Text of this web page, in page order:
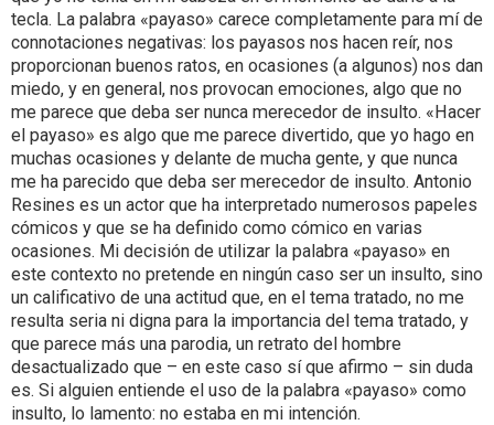
tecla. La palabra «payaso» carece completamente para mí de
connotaciones negativas: los payasos nos hacen reír, nos
proporcionan buenos ratos, en ocasiones (a algunos) nos dan
miedo, y en general, nos provocan emociones, algo que no
me parece que deba ser nunca merecedor de insulto. «Hacer
el payaso» es algo que me parece divertido, que yo hago en
muchas ocasiones y delante de mucha gente, y que nunca
me ha parecido que deba ser merecedor de insulto. Antonio
Resines es un actor que ha interpretado numerosos papeles
cómicos y que se ha definido como cómico en varias
ocasiones. Mi decisión de utilizar la palabra «payaso» en
este contexto no pretende en ningún caso ser un insulto, sino
un calificativo de una actitud que, en el tema tratado, no me
resulta seria ni digna para la importancia del tema tratado, y
que parece más una parodia, un retrato del hombre
desactualizado que – en este caso sí que afirmo – sin duda
es. Si alguien entiende el uso de la palabra «payaso» como
insulto, lo lamento: no estaba en mi intención.